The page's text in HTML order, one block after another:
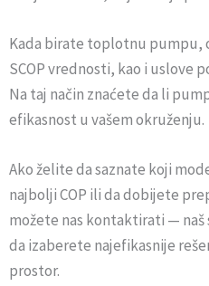
Kada birate toplotnu pumpu,
SCOP vrednosti, kao i uslove
Na taj način znaćete da li
efikasnost u vašem okruženju.
Ako želite da saznate koji
najbolji COP ili da dobijete
možete nas kontaktirati —
da izaberete najefikasnije
prostor.